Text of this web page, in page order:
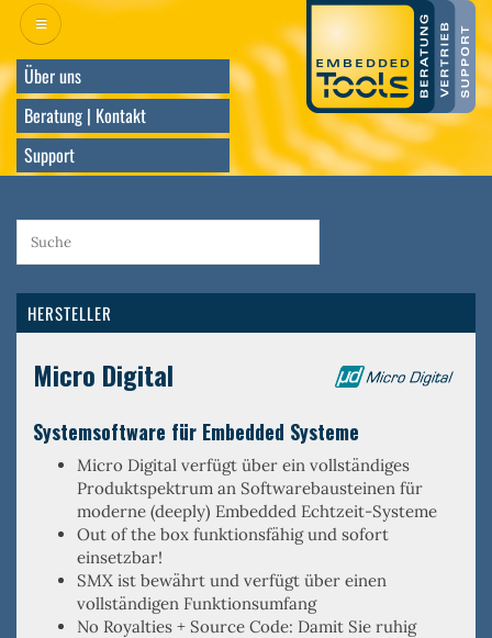
Direkt
zum
InhaltÜber uns
Beratung | Kontakt
Support
HERSTELLER
Micro Digital
Systemsoftware für Embedded Systeme
Micro Digital verfügt über ein vollständiges
Produktspektrum an Softwarebausteinen für
moderne (deeply) Embedded Echtzeit-Systeme
Out of the box funktionsfähig und sofort
einsetzbar!
SMX ist bewährt und verfügt über einen
vollständigen Funktionsumfang
No Royalties + Source Code: Damit Sie ruhig